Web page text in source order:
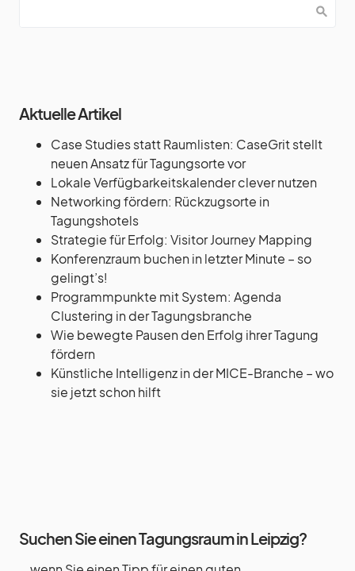
Aktuelle Artikel
Case Studies statt Raumlisten: CaseGrit stellt
neuen Ansatz für Tagungsorte vor
Lokale Verfügbarkeitskalender clever nutzen
Networking fördern: Rückzugsorte in
Tagungshotels
Strategie für Erfolg: Visitor Journey Mapping
Konferenzraum buchen in letzter Minute – so
gelingt’s!
Programmpunkte mit System: Agenda
Clustering in der Tagungsbranche
Wie bewegte Pausen den Erfolg ihrer Tagung
fördern
Künstliche Intelligenz in der MICE-Branche – wo
sie jetzt schon hilft
Suchen Sie einen Tagungsraum in Leipzig?